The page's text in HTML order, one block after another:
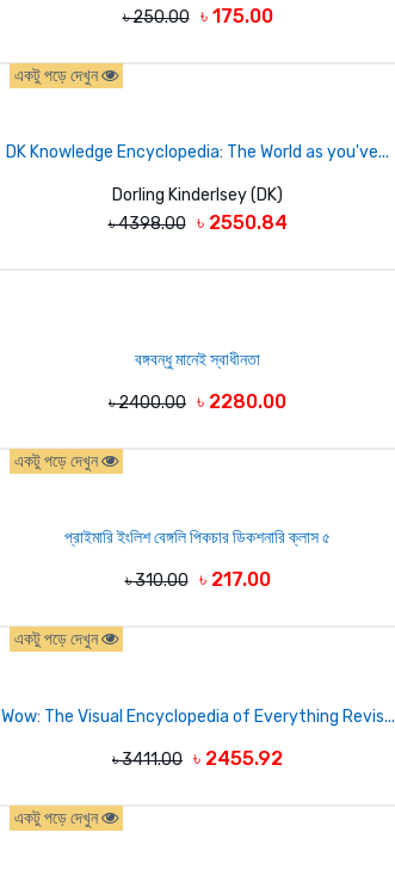
৳ 250.00 ৳ 175.00
একটু পড়ে দেখুন
DK Knowledge Encyclopedia: The World as you've...
Dorling Kinderlsey (DK)
৳ 4398.00 ৳ 2550.84
বঙ্গবন্ধু মানেই স্বাধীনতা
৳ 2400.00 ৳ 2280.00
একটু পড়ে দেখুন
প্রাইমারি ইংলিশ বেঙ্গলি পিকচার ডিকশনারি ক্লাস ৫
৳ 310.00 ৳ 217.00
একটু পড়ে দেখুন
Wow: The Visual Encyclopedia of Everything Revis...
৳ 3411.00 ৳ 2455.92
একটু পড়ে দেখুন